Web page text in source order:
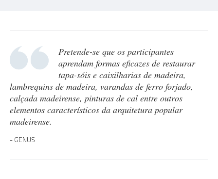
Pretende-se que os participantes
aprendam formas eficazes de restaurar
tapa-sóis e caixilharias de madeira,
lambrequins de madeira, varandas de ferro forjado,
calçada madeirense, pinturas de cal entre outros
elementos característicos da arquitetura popular
madeirense.
GENUS